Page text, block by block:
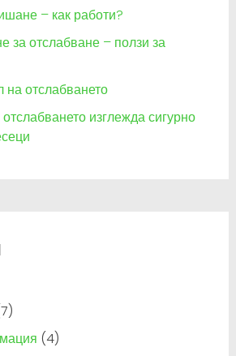
– как работи?
за отслабване – ползи за
на отслабването
изглежда сигурно
(4)